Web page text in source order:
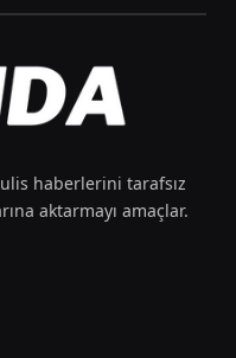
haberlerini tarafsız
aktarmayı amaçlar.